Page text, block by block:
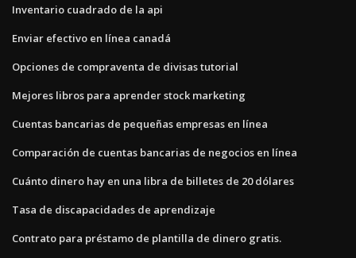
Inventario cuadrado de la api
Enviar efectivo en línea canadá
Opciones de compraventa de divisas tutorial
Mejores libros para aprender stock marketing
Cuentas bancarias de pequeñas empresas en línea
Comparación de cuentas bancarias de negocios en línea
Cuánto dinero hay en una libra de billetes de 20 dólares
Tasa de discapacidades de aprendizaje
Contrato para préstamo de plantilla de dinero gratis.